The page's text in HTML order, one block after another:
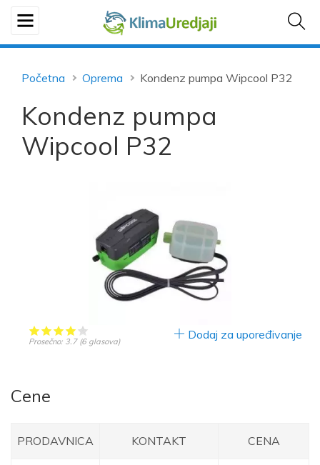
Početna Oprema Kondenz pumpa Wipcool P32
Kondenz pumpa
Wipcool P32
Prosečno: 3.7 (6glasova) Dodaj za upoređivanje
Cene
PRODAVNICA KONTAKT CENA